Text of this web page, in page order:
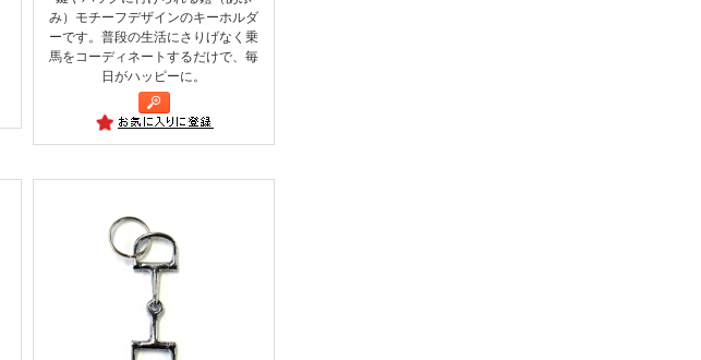
み）モチーフデザインのキーホルダ
ーです。普段の生活にさりげなく乗
馬をコーディネートするだけで、毎
日がハッピーに。